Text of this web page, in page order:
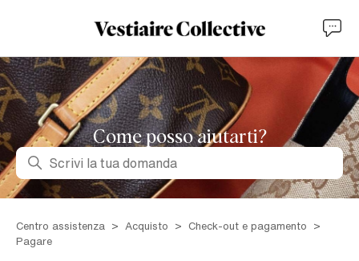
Come posso aiutarti?
Ricerca
Centro assistenza Acquisto
Check-out e pagamento
Pagare